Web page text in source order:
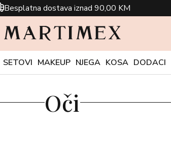
Besplatna dostava iznad 90,00 KM
SETOVI MAKEUP NJEGA KOSA DODACI
Oči